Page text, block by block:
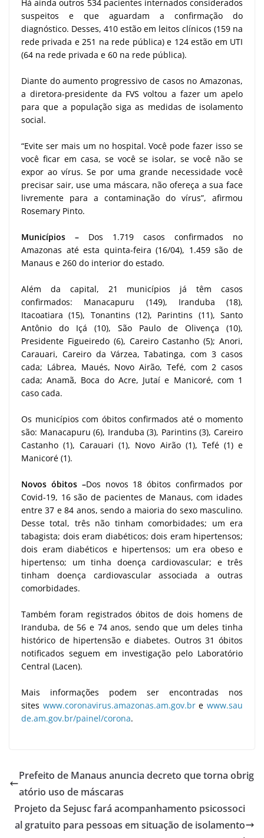
Há ainda outros 534 pacientes internados considerados
suspeitos e que aguardam a confirmação do
diagnóstico. Desses, 410 estão em leitos clínicos (159 na
rede privada e 251 na rede pública) e 124 estão em UTI
(64 na rede privada e 60 na rede pública).
Diante do aumento progressivo de casos no Amazonas,
a diretora-presidente da FVS voltou a fazer um apelo
para que a população siga as medidas de isolamento
social.
“Evite ser mais um no hospital. Você pode fazer isso se
você ficar em casa, se você se isolar, se você não se
expor ao vírus. Se por uma grande necessidade você
precisar sair, use uma máscara, não ofereça a sua face
livremente para a contaminação do vírus”, afirmou
Rosemary Pinto.
Municípios – Dos 1.719 casos confirmados no
Amazonas até esta quinta-feira (16/04), 1.459 são de
Manaus e 260 do interior do estado.
Além da capital, 21 municípios já têm casos
confirmados: Manacapuru (149), Iranduba (18),
Itacoatiara (15), Tonantins (12), Parintins (11), Santo
Antônio do Içá (10), São Paulo de Olivença (10),
Presidente Figueiredo (6), Careiro Castanho (5); Anori,
Carauari, Careiro da Várzea, Tabatinga, com 3 casos
cada; Lábrea, Maués, Novo Airão, Tefé, com 2 casos
cada; Anamã, Boca do Acre, Jutaí e Manicoré, com 1
caso cada.
Os municípios com óbitos confirmados até o momento
são: Manacapuru (6), Iranduba (3), Parintins (3), Careiro
Castanho (1), Carauari (1), Novo Airão (1), Tefé (1) e
Manicoré (1).
Novos óbitos –Dos novos 18 óbitos confirmados por
Covid-19, 16 são de pacientes de Manaus, com idades
entre 37 e 84 anos, sendo a maioria do sexo masculino.
Desse total, três não tinham comorbidades; um era
tabagista; dois eram diabéticos; dois eram hipertensos;
dois eram diabéticos e hipertensos; um era obeso e
hipertenso; um tinha doença cardiovascular; e três
tinham doença cardiovascular associada a outras
comorbidades.
Também foram registrados óbitos de dois homens de
Iranduba, de 56 e 74 anos, sendo que um deles tinha
histórico de hipertensão e diabetes. Outros 31 óbitos
notificados seguem em investigação pelo Laboratório
Central (Lacen).
Mais informações podem ser encontradas nos
sites www.coronavirus.amazonas.am.gov.brewww.sau
de.am.gov.br/painel/corona.
Prefeito de Manaus anuncia decreto que torna obrig
atório uso de máscaras
Projeto da Sejusc fará acompanhamento psicossoci
al gratuito para pessoas em situação de isolamento